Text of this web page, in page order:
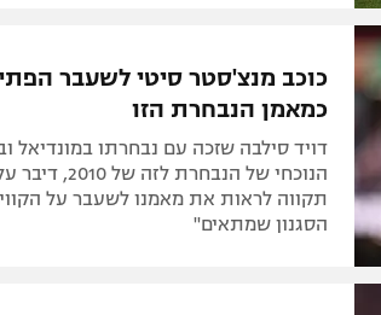
כוכב מנצ'סטר סיטי לשעבר
כמאמן הנבחרת הזו
דויד סילבה שזכה עם נבחרתו במונדיאל
תקווה לראות את מאמנו לשעבר על
הסגנון שמתאים"